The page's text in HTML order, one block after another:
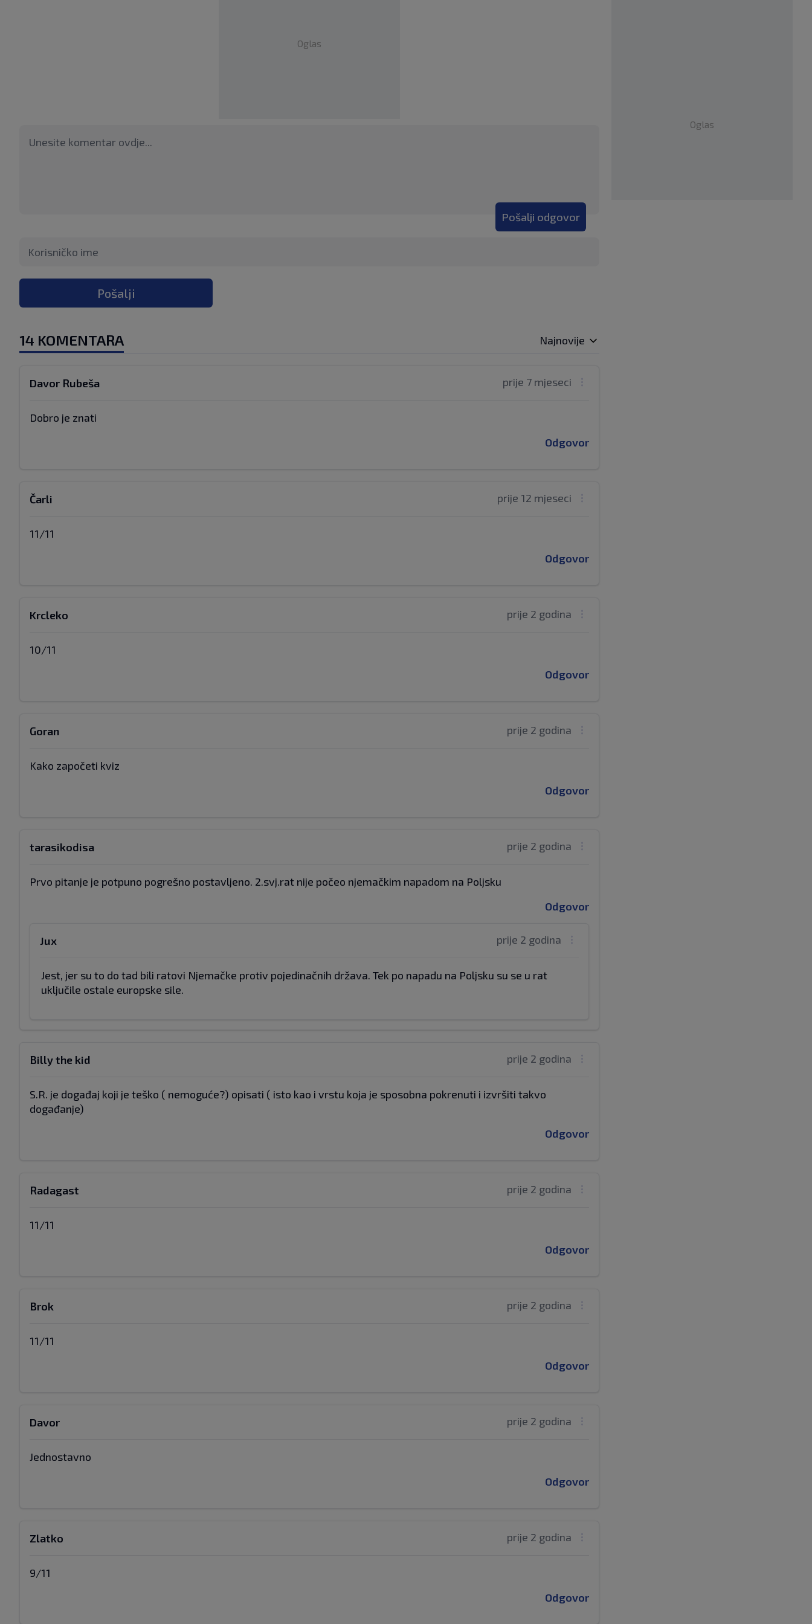
Oglas
Pošalji odgovor
Pošalji
14 KOMENTARA Najnovije
prije 7 mjeseci
Davor Rubeša
Dobro je znati
Odgovor
prije 12 mjeseci
Čarli
11/11
Odgovor
prije 2 godina
Krcleko
10/11
Odgovor
prije 2 godina
Goran
Kako započeti kviz
Odgovor
prije 2 godina
tarasikodisa
Prvo pitanje je potpuno pogrešno postavljeno. 2.svj.rat nije počeo njemačkim napadom na Poljsku
Odgovor
prije 2 godina
Jux
Jest, jer su to do tad bili ratovi Njemačke protiv pojedinačnih država. Tek po napadu na Poljsku su se u rat
uključile ostale europske sile.
prije 2 godina
Billy the kid
S.R. je događaj koji je teško ( nemoguće?) opisati ( isto kao i vrstu koja je sposobna pokrenuti i izvršiti takvo
događanje)
Odgovor
prije 2 godina
Radagast
11/11
Odgovor
prije 2 godina
Brok
11/11
Odgovor
prije 2 godina
Davor
Jednostavno
Odgovor
prije 2 godina
Zlatko
9/11
Odgovor
Oglas